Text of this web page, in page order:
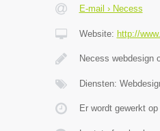
E-mail › Necess
Website: http://
Necess webdesign
Diensten:
Er wordt gewerkt